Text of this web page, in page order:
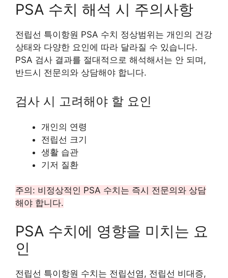
PSA 수치 해석 시 주의사항
전립선 특이항원 PSA 수치 정상범위는 개인의 건강
상태와 다양한 요인에 따라 달라질 수 있습니다.
PSA 검사 결과를 절대적으로 해석해서는 안 되며,
반드시 전문의와 상담해야 합니다.
검사 시 고려해야 할 요인
개인의 연령
전립선 크기
생활 습관
기저 질환
주의: 비정상적인 PSA 수치는 즉시 전문의와 상담
해야 합니다.
PSA 수치에 영향을 미치는 요
인
전립선 특이항원 수치는 전립선염, 전립선 비대증,